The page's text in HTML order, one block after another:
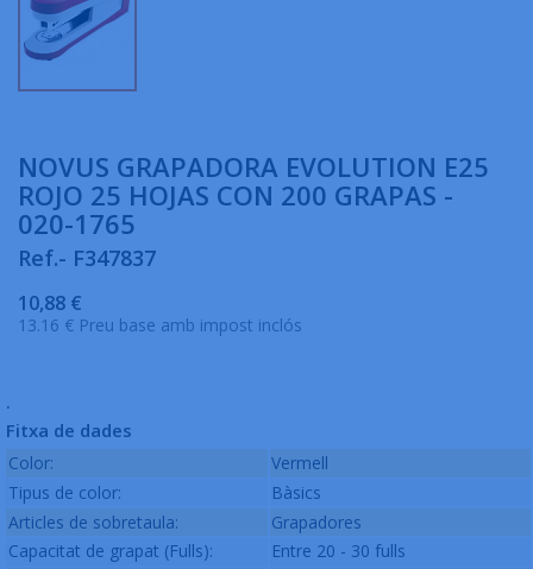
NOVUS GRAPADORA EVOLUTION E25
ROJO 25 HOJAS CON 200 GRAPAS -
020-1765
Ref.- F347837
10,88 €
13.16 € Preu base amb impost inclós
.
Fitxa de dades
Color:
Vermell
Tipus de color:
Bàsics
Articles de sobretaula:
Grapadores
Capacitat de grapat (Fulls):
Entre 20 - 30 fulls